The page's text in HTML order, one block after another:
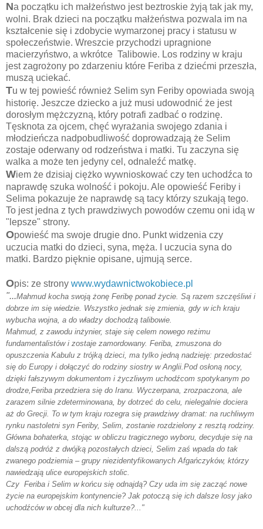
Na początku ich małżeństwo jest beztroskie żyją tak jak my,
wolni. Brak dzieci na początku małżeństwa pozwala im na
kształcenie się i zdobycie wymarzonej pracy i statusu w
społeczeństwie. Wreszcie przychodzi upragnione
macierzyństwo, a wkrótce Talibowie. Los rodziny w kraju
jest zagrożony po zdarzeniu które Feriba z dziećmi przeszła,
muszą uciekać.
Tu w tej powieść również Selim syn Feriby opowiada swoją
historię. Jeszcze dziecko a już musi udowodnić że jest
dorosłym mężczyzną, który potrafi zadbać o rodzinę.
Tęsknota za ojcem, chęć wyrażania swojego zdania i
młodzieńcza nadpobudliwość doprowadzają że Selim
zostaje oderwany od rodzeństwa i matki. Tu zaczyna się
walka a może ten jedyny cel, odnaleźć matkę.
Wiem że dzisiaj ciężko wywnioskować czy ten uchodźca to
naprawdę szuka wolność i pokoju. Ale opowieść Feriby i
Selima pokazuje że naprawdę są tacy którzy szukają tego.
To jest jedna z tych prawdziwych powodów czemu oni idą w
"lepsze" strony.
Opowieść ma swoje drugie dno. Punkt widzenia czy
uczucia matki do dzieci, syna, męża. I uczucia syna do
matki. Bardzo pięknie opisane, ujmują serce.
Opis: ze strony www.wydawnictwokobiece.pl
"...Mahmud kocha swoją żonę Feribę ponad życie. Są razem szczęśliwi i
dobrze im się wiedzie. Wszystko jednak się zmienia, gdy w ich kraju
wybucha wojna, a do władzy dochodzą talibowie.
Mahmud, z zawodu inżynier, staje się celem nowego reżimu
fundamentalistów i zostaje zamordowany. Feriba, zmuszona do
opuszczenia Kabulu z trójką dzieci, ma tylko jedną nadzieję: przedostać
się do Europy i dołączyć do rodziny siostry w Anglii.Pod osłoną nocy,
dzięki fałszywym dokumentom i życzliwym uchodźcom spotykanym po
drodze,Feriba przedziera się do Iranu. Wyczerpana, zrozpaczona, ale
zarazem silnie zdeterminowana, by dotrzeć do celu, nielegalnie dociera
aż do Grecji. To w tym kraju rozegra się prawdziwy dramat: na ruchliwym
rynku nastoletni syn Feriby, Selim, zostanie rozdzielony z resztą rodziny.
Główna bohaterka, stojąc w obliczu tragicznego wyboru, decyduje się na
dalszą podróż z dwójką pozostałych dzieci, Selim zaś wpada do tak
zwanego podziemia – grupy niezidentyfikowanych Afgańczyków, którzy
nawiedzają ulice europejskich stolic.
Czy Feriba i Selim w końcu się odnajdą? Czy uda im się zacząć nowe
życie na europejskim kontynencie? Jak potoczą się ich dalsze losy jako
uchodźców w obcej dla nich kulturze?..."